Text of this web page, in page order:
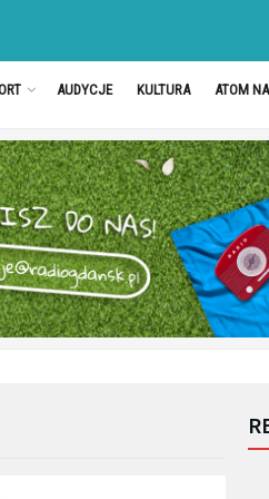
AUDYCJE KULTURA ATOM